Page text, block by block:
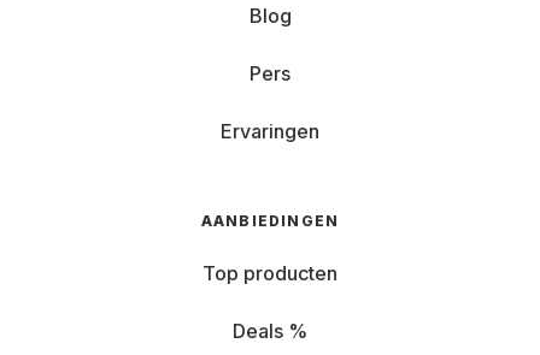
Blog
Pers
Ervaringen
AANBIEDINGEN
Top producten
Deals %